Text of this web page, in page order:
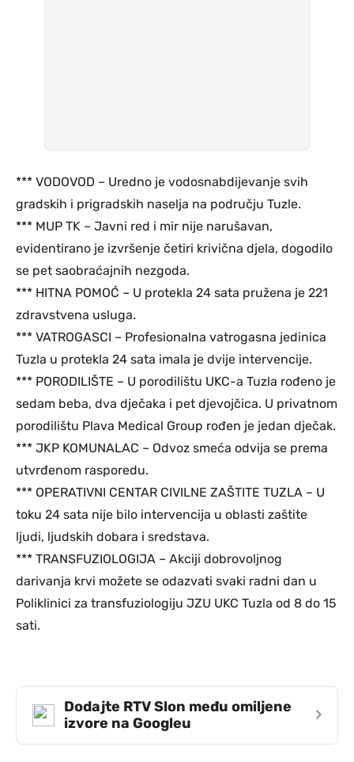
*** VODOVOD – Uredno je vodosnabdijevanje svih
gradskih i prigradskih naselja na području Tuzle.
*** MUP TK – Javni red i mir nije narušavan,
evidentirano je izvršenje četiri krivična djela, dogodilo
se pet saobraćajnih nezgoda.
*** HITNA POMOĆ – U protekla 24 sata pružena je 221
zdravstvena usluga.
*** VATROGASCI – Profesionalna vatrogasna jedinica
Tuzla u protekla 24 sata imala je dvije intervencije.
*** PORODILIŠTE – U porodilištu UKC-a Tuzla rođeno je
sedam beba, dva dječaka i pet djevojčica. U privatnom
porodilištu Plava Medical Group rođen je jedan dječak.
*** JKP KOMUNALAC – Odvoz smeća odvija se prema
utvrđenom rasporedu.
*** OPERATIVNI CENTAR CIVILNE ZAŠTITE TUZLA – U
toku 24 sata nije bilo intervencija u oblasti zaštite
ljudi, ljudskih dobara i sredstava.
*** TRANSFUZIOLOGIJA – Akciji dobrovoljnog
darivanja krvi možete se odazvati svaki radni dan u
Poliklinici za transfuziologiju JZU UKC Tuzla od 8 do 15
sati.
Dodajte RTV Slon među omiljene
izvore na Googleu
›